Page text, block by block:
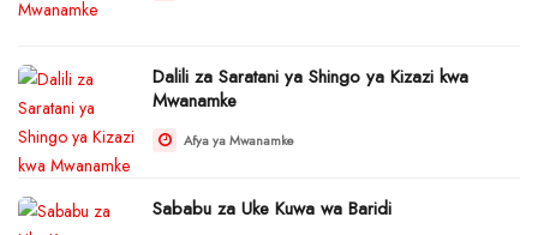
Dalili za Saratani ya Shingo ya Kizazi kwa
Mwanamke
Afya ya Mwanamke
Sababu za Uke Kuwa wa Baridi